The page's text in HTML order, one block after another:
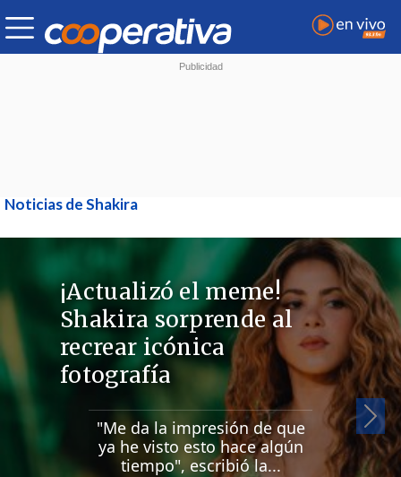
Noticias de Shakira
¡Actualizó el meme!
Shakira sorprende al
recrear icónica
fotografía
"Me da la impresión de que
ya he visto esto hace algún
tiempo", escribió la...